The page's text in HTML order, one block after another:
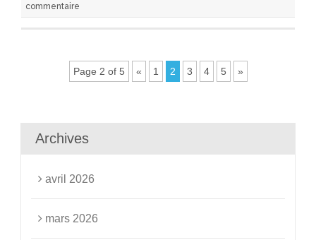
commentaire
Page 2 of 5 « 1 2 3 4 5 »
Archives
avril 2026
mars 2026